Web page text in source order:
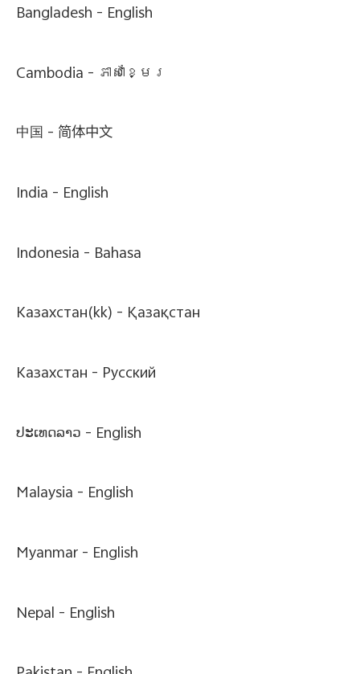
Bangladesh - English
Cambodia - ភាសាខ្មែរ
中国 - 简体中文
India - English
Indonesia - Bahasa
Казахстан(kk) - Қазақстан
Казахстан - Pусский
ປະເທດລາວ - English
Malaysia - English
Myanmar - English
Nepal - English